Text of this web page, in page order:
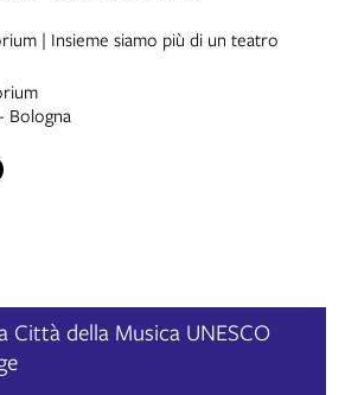
| Insieme siamo più di un teatro
Bologna
Città della Musica UNESCO